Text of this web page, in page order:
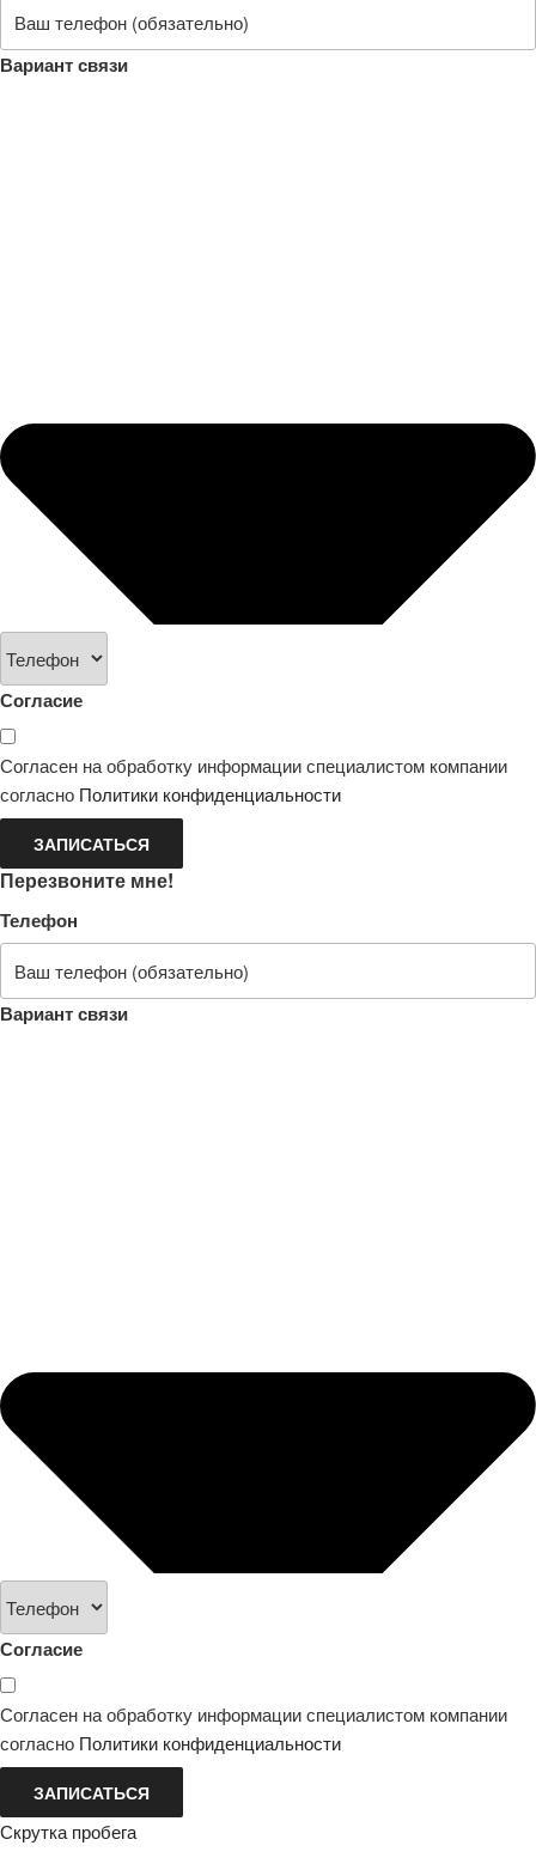
Вариант связи
Согласие
Согласен на обработку информации специалистом компании
согласно Политики конфиденциальности
ЗАПИСАТЬСЯ
Перезвоните мне!
Телефон
Вариант связи
Согласие
Согласен на обработку информации специалистом компании
согласно Политики конфиденциальности
ЗАПИСАТЬСЯ
Скрутка пробега